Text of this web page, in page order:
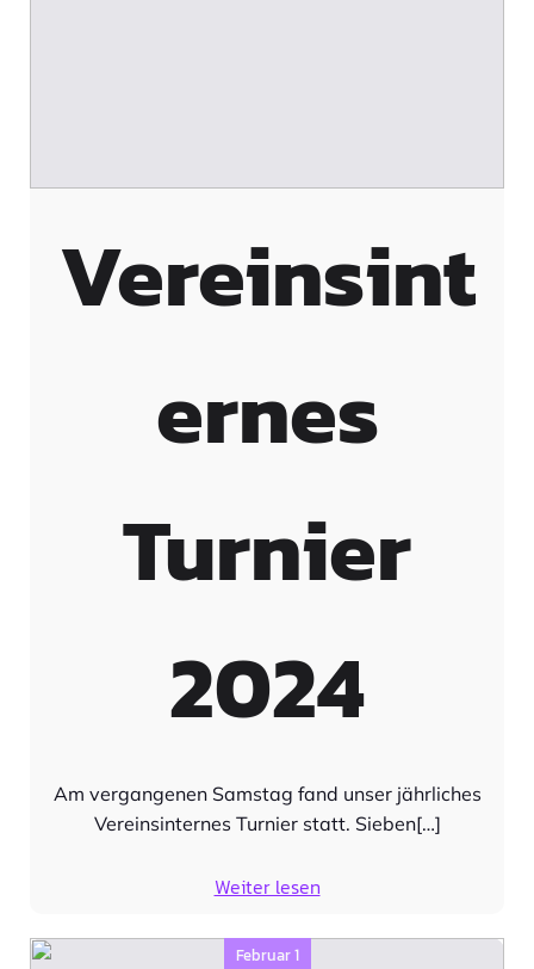
Vereinsint
ernes
Turnier
2024
Am vergangenen Samstag fand unser jährliches
Vereinsinternes Turnier statt. Sieben[…]
Weiter lesen
Februar 1